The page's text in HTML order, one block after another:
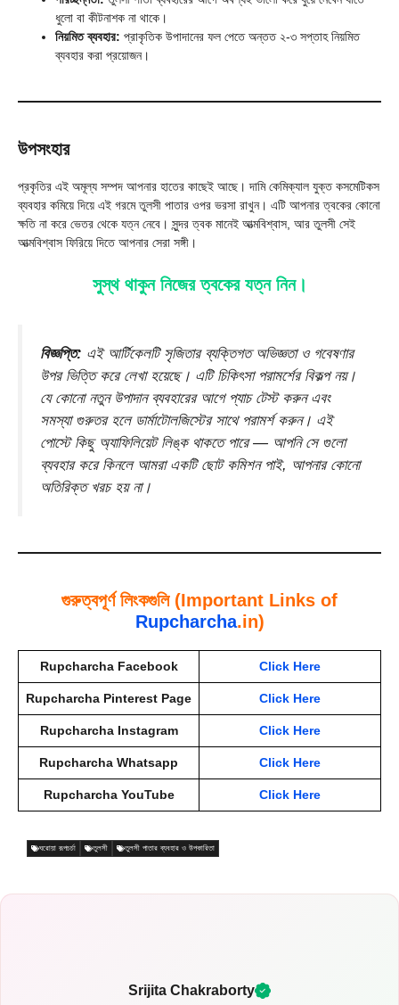
ধুলো বা কীটনাশক না থাকে।
নিয়মিত ব্যবহার: প্রাকৃতিক উপাদানের ফল পেতে অন্তত ২-৩ সপ্তাহ নিয়মিত
ব্যবহার করা প্রয়োজন।
উপসংহার
প্রকৃতির এই অমূল্য সম্পদ আপনার হাতের কাছেই আছে। দামি কেমিক্যাল যুক্ত কসমেটিকস
ব্যবহার কমিয়ে দিয়ে এই গরমে তুলসী পাতার ওপর ভরসা রাখুন। এটি আপনার ত্বকের কোনো
ক্ষতি না করে ভেতর থেকে যত্ন নেবে। সুন্দর ত্বক মানেই আত্মবিশ্বাস, আর তুলসী সেই
আত্মবিশ্বাস ফিরিয়ে দিতে আপনার সেরা সঙ্গী।
সুস্থ থাকুন নিজের ত্বকের যত্ন নিন।
বিজ্ঞপ্তি: এই আর্টিকেলটি সৃজিতার ব্যক্তিগত অভিজ্ঞতা ও গবেষণার
উপর ভিত্তি করে লেখা হয়েছে। এটি চিকিৎসা পরামর্শের বিকল্প নয়।
যে কোনো নতুন উপাদান ব্যবহারের আগে প্যাচ টেস্ট করুন এবং
সমস্যা গুরুতর হলে ডার্মাটোলজিস্টের সাথে পরামর্শ করুন। এই
পোস্টে কিছু অ্যাফিলিয়েট লিঙ্ক থাকতে পারে — আপনি সে গুলো
ব্যবহার করে কিনলে আমরা একটি ছোট কমিশন পাই, আপনার কোনো
অতিরিক্ত খরচ হয় না।
গুরুত্বপূর্ণ লিংকগুলি (Important Links of
Rupcharcha.in)
Rupcharcha Facebook Click Here
Rupcharcha Pinterest Page Click Here
Rupcharcha Instagram Click Here
Rupcharcha Whatsapp Click Here
Rupcharcha YouTube Click Here
ঘরোয়া রূপচর্চা তুলসী তুলসী পাতার ব্যবহার ও উপকারিতা
Srijita Chakraborty